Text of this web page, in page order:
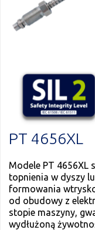
PT 4656XL
Modele PT 4656XL
topnienia w dyszy
formowania
od obudowy z
stopie maszyny,
wydłużoną